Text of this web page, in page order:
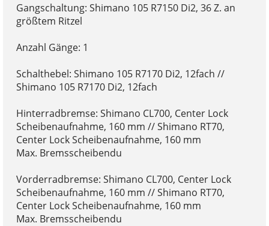
Gangschaltung: Shimano 105 R7150 Di2, 36 Z. an
größtem Ritzel
Anzahl Gänge: 1
Schalthebel: Shimano 105 R7170 Di2, 12fach //
Shimano 105 R7170 Di2, 12fach
Hinterradbremse: Shimano CL700, Center Lock
Scheibenaufnahme, 160 mm // Shimano RT70,
Center Lock Scheibenaufnahme, 160 mm
Max. Bremsscheibendu
Vorderradbremse: Shimano CL700, Center Lock
Scheibenaufnahme, 160 mm // Shimano RT70,
Center Lock Scheibenaufnahme, 160 mm
Max. Bremsscheibendu